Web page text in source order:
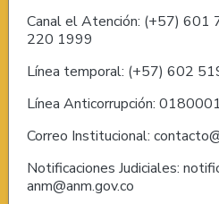
Canal el Atención: (+57)
220 1999
Línea temporal: (+57) 602
Línea Anticorrupción:
Correo Institucional:
Notificaciones Judiciales:
anm@anm.gov.co